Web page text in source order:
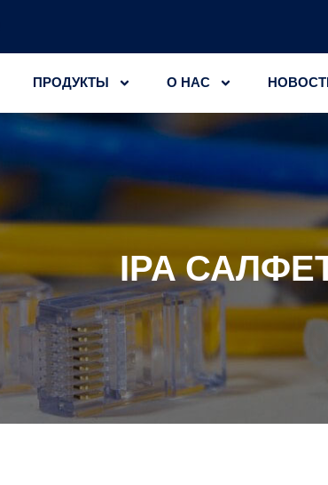
ПРОДУКТЫ О НАС
IPA